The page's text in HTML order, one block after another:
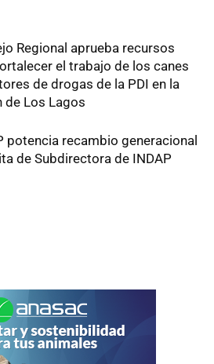
Regional aprueba recursos
el trabajo de los canes
de drogas de la PDI en la
de Los Lagos
potencia recambio generacional
de Subdirectora de INDAP